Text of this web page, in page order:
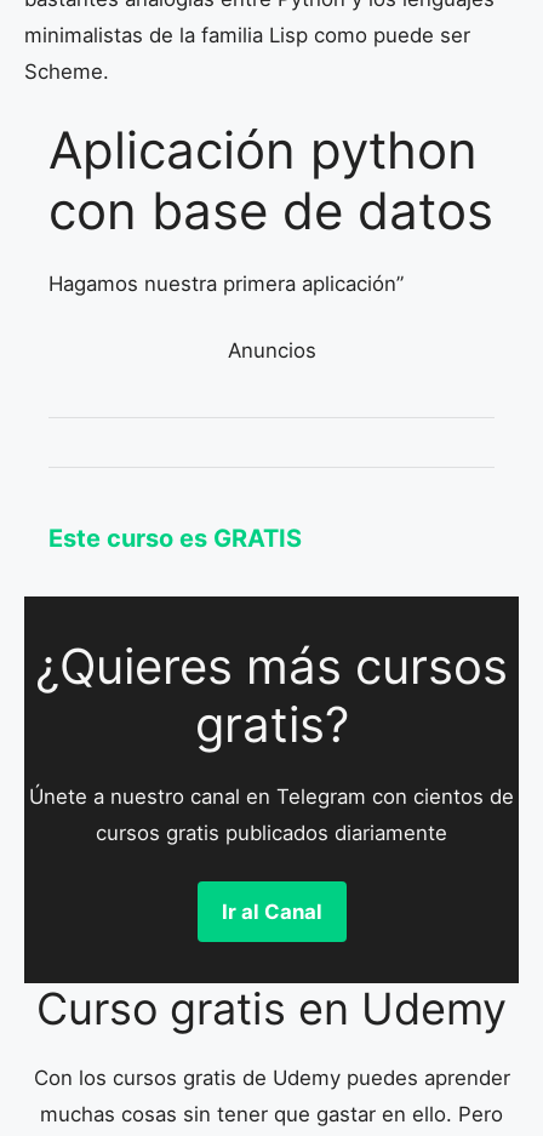
minimalistas de la familia Lisp como puede ser
Scheme.
Aplicación python
con base de datos
Hagamos nuestra primera aplicación”
Anuncios
Este curso es GRATIS
¿Quieres más cursos
gratis?
Únete a nuestro canal en Telegram con cientos de
cursos gratis publicados diariamente
Ir al Canal
Curso gratis en Udemy
Con los cursos gratis de Udemy puedes aprender
muchas cosas sin tener que gastar en ello. Pero